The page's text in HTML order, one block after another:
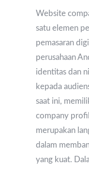
Website
satu elemen
pemasaran
perusahaan
identitas dan
kepada
saat ini,
company
merupakan
dalam
yang kuat.